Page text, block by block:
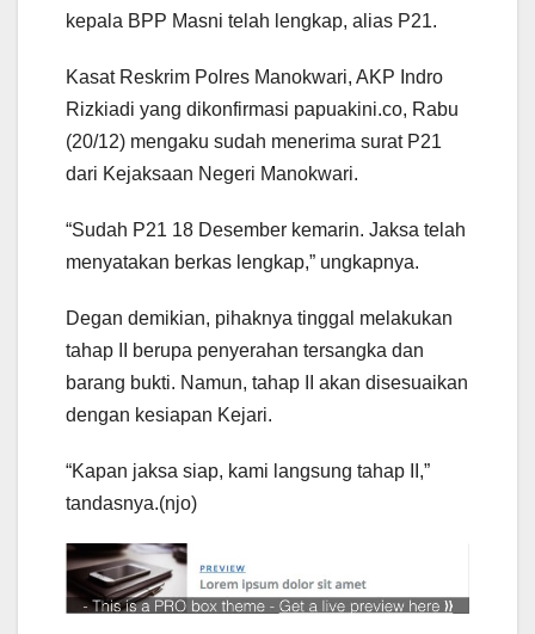
kepala BPP Masni telah lengkap, alias P21.
Kasat Reskrim Polres Manokwari, AKP Indro
Rizkiadi yang dikonfirmasi papuakini.co, Rabu
(20/12) mengaku sudah menerima surat P21
dari Kejaksaan Negeri Manokwari.
“Sudah P21 18 Desember kemarin. Jaksa telah
menyatakan berkas lengkap,” ungkapnya.
Degan demikian, pihaknya tinggal melakukan
tahap II berupa penyerahan tersangka dan
barang bukti. Namun, tahap II akan disesuaikan
dengan kesiapan Kejari.
“Kapan jaksa siap, kami langsung tahap II,”
tandasnya.(njo)